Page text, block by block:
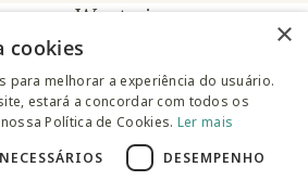
o app Westwing
×
cookies
para melhorar a experiência do usuário.
estará a concordar com todos os
Política de Cookies. Ler mais
DESEMPENHO